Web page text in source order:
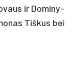
ir Do­mi­ny­
Tiš­kus bei